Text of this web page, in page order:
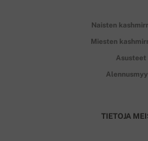
Naisten
Miesten
Asusteet
TIETOJA